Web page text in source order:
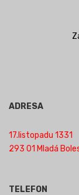
ADRESA
17.listopadu 1331
293 01 Mladá
TELEFON